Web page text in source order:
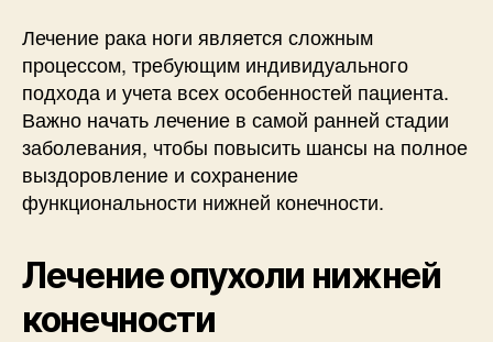
Лечение рака ноги является сложным
процессом, требующим индивидуального
подхода и учета всех особенностей пациента.
Важно начать лечение в самой ранней стадии
заболевания, чтобы повысить шансы на полное
выздоровление и сохранение
функциональности нижней конечности.
Лечение опухоли нижней
конечности